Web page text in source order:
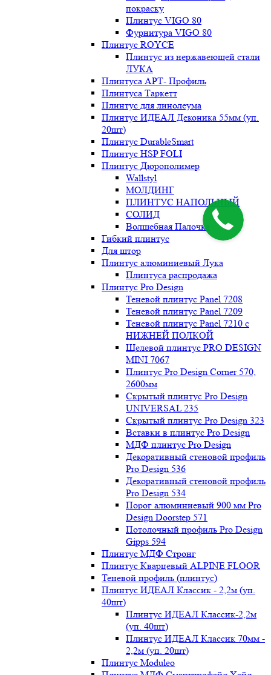
покраску
Плинтус VIGO 80
Фурнитура VIGO 80
Плинтус ROYCE
Плинтус из нержавеющей стали
ЛУКА
Плинтуса АРТ- Профиль
Плинтуса Таркетт
Плинтус для линолеума
Плинтус ИДЕАЛ Деконика 55мм (уп.
20шт)
Плинтус DurableSmart
Плинтус HSP FOLI
Плинтус Дюрополимер
Wallstyl
МОЛДИНГ
ПЛИНТУС НАПОЛЬНЫЙ
СОЛИД
Волшебная Палочка
Гибкий плинтус
Для штор
Плинтус алюминиевый Лука
Плинтуса распродажа
Плинтус Pro Design
Теневой плинтус Panel 7208
Теневой плинтус Panel 7209
Теневой плинтус Panel 7210 с
НИЖНЕЙ ПОЛКОЙ
Щелевой плинтус PRO DESIGN
MINI 7067
Плинтус Pro Design Corner 570,
2600мм
Скрытый плинтус Pro Design
UNIVERSAL 235
Скрытый плинтус Pro Design 323
Вставки в плинтус Pro Design
МДФ плинтус Pro Design
Декоративный стеновой профиль
Pro Design 536
Декоративный стеновой профиль
Pro Design 534
Порог алюминиевый 900 мм Pro
Design Doorstep 571
Потолочный профиль Pro Design
Gipps 594
Плинтус МДФ Стронг
Плинтус Кварцевый ALPINE FLOOR
Теневой профиль (плинтус)
Плинтус ИДЕАЛ Классик - 2,2м (уп.
40шт)
Плинтус ИДЕАЛ Классик-2,2м
(уп. 40шт)
Плинтус ИДЕАЛ Классик 70мм -
2,2м (уп. 20шт)
Плинтус Moduleo